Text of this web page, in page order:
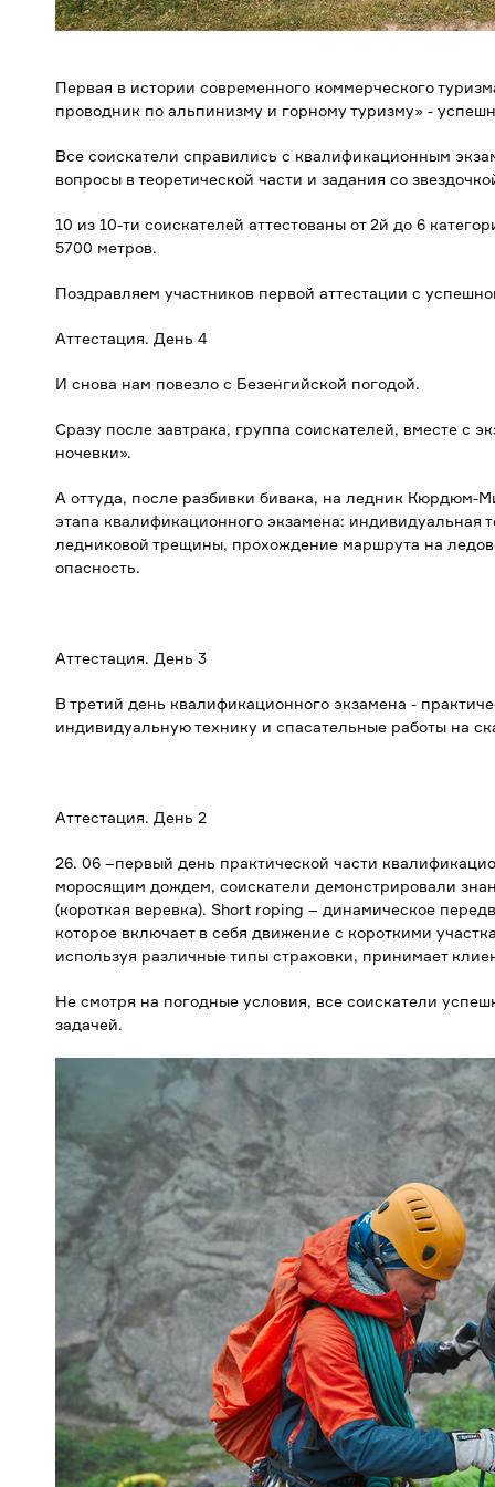
Первая в истории современного коммерческого
проводник по альпинизму и горному туризму» -
Все соискатели справились с квалификационным
вопросы в теоретической части и задания со
10 из 10-ти соискателей аттестованы от 2й до 6
5700 метров.
Поздравляем участников первой аттестации с
Аттестация. День 4
И снова нам повезло с Безенгийской погодой.
Сразу после завтрака, группа соискателей, вместе с
ночевки».
А оттуда, после разбивки бивака, на ледник Кюрдюм-
этапа квалификационного экзамена: индивидуальная
ледниковой трещины, прохождение маршрута на
опасность.
Аттестация. День 3
В третий день квалификационного экзамена -
индивидуальную технику и спасательные работы на
Аттестация. День 2
26. 06 –первый день практической части
моросящим дождем, соискатели демонстрировали
(короткая веревка). Short roping – динамическое
которое включает в себя движение с короткими
используя различные типы страховки, принимает
Не смотря на погодные условия, все соискатели
задачей.